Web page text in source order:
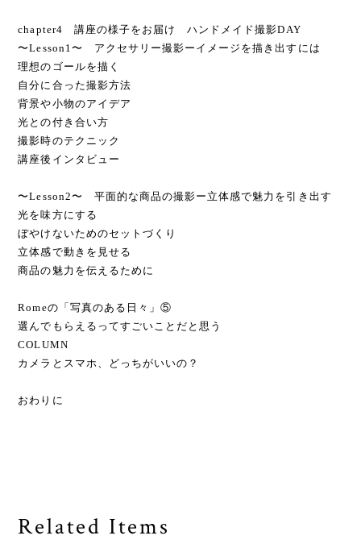
chapter4 講座の様子をお届け ハンドメイド撮影DAY
〜Lesson1〜 アクセサリー撮影ーイメージを描き出すには
理想のゴールを描く
自分に合った撮影方法
背景や小物のアイデア
光との付き合い方
撮影時のテクニック
講座後インタビュー
〜Lesson2〜 平面的な商品の撮影ー立体感で魅力を引き出す
光を味方にする
ぼやけないためのセットづくり
立体感で動きを見せる
商品の魅力を伝えるために
Romeの「写真のある日々」⑤
選んでもらえるってすごいことだと思う
COLUMN
カメラとスマホ、どっちがいいの？
おわりに
Related Items